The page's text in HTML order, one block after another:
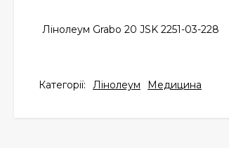
Лінолеум Grabo 20 JSK 2251-03-228
Категорії: Лінолеум Медицина